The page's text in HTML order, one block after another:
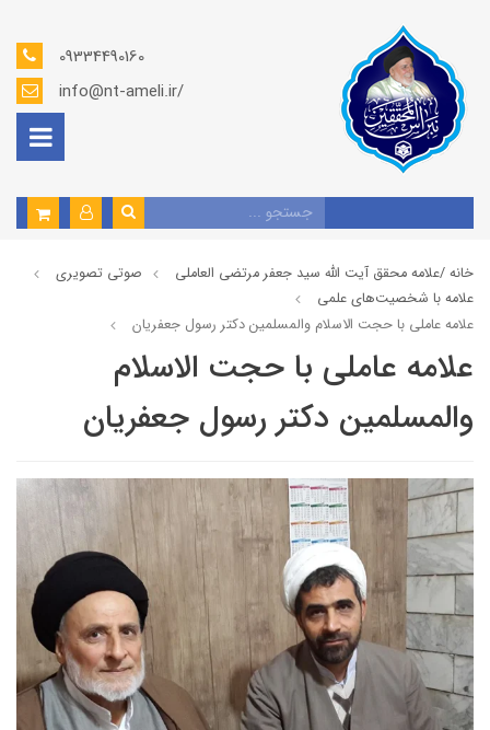
09334490160
info@nt-ameli.ir/
خانه /علامه محقق آیت الله سید جعفر مرتضی العاملی
صوتي تصويري
علامه با شخصیت‌های علمی
علامه عاملي با حجت الاسلام والمسلمين دکتر رسول جعفریان
علامه عاملي با حجت الاسلام
والمسلمين دکتر رسول جعفریان